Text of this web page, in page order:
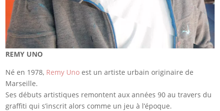
REMY UNO
Né en 1978, Remy Uno est un artiste urbain originaire de
Marseille.
Ses débuts artistiques remontent aux années 90 au travers du
graffiti qui s’inscrit alors comme un jeu à l’époque.